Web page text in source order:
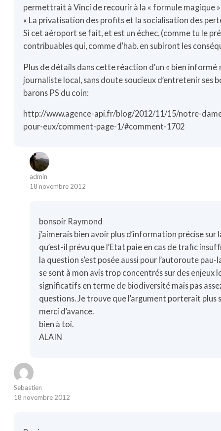
permettrait à Vinci de recourir à la « formule magique
« La privatisation des profits et la socialisation des
Si cet aéroport se fait, et est un échec, (comme tu le
contribuables qui, comme d’hab. en subiront les
Plus de détails dans cette réaction d’un « bien informé
journaliste local, sans doute soucieux d’entretenir ses
barons PS du coin:
http://www.agence-api.fr/blog/2012/11/15/notre-
pour-eux/comment-page-1/#comment-1702
admin
18 novembre 2012
bonsoir Raymond
j’aimerais bien avoir plus d’information précise sur
qu’est-il prévu que l’Etat paie en cas de trafic
la question s’est posée aussi pour l’autoroute
se sont à mon avis trop concentrés sur des enjeux
significatifs en terme de biodiversité mais pas
questions. Je trouve que l’argument porterait plus
merci d’avance.
bien à toi.
ALAIN
Sebastien
18 novembre 2012